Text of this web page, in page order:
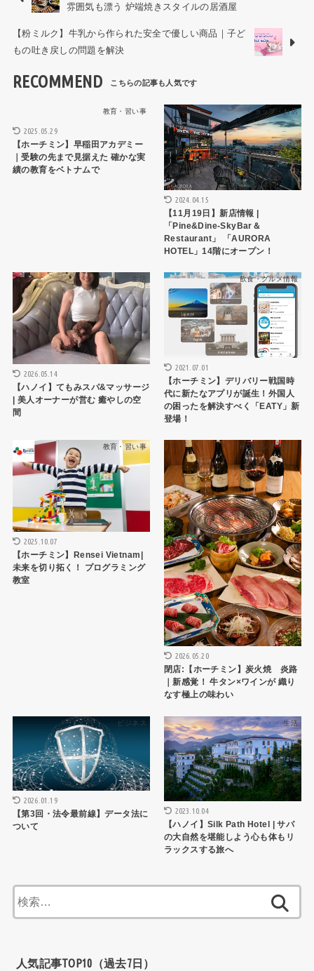
雰囲気も漂う 炉端焼きスタイルの居酒屋
【粉ミルク】牛乳から作られた安全で優しい商品｜子ど
もの吐き戻しの問題を解決
RECOMMEND
教育・習い事
2025.05.29
【ホーチミン】早稲田アカデミー
｜受験の先まで見据えた 確かな実
績の教育をベトナムで
ショップ・お店
2024.04.15
【11月19日】新店情報 |
「Pine&Dine-SkyBar＆
Restaurant」 「AURORA
HOTEL」14階にオープン！
生活
2026.05.14
【ハノイ】てもみスパ&マッサージ
| 美人オーナーが営む 癒やしの空
間
飲食・グルメ情報
2021.07.01
【ホーチミン】デリバリー戦国時
代に新たなアプリが誕生！外国人
の困ったを解決すべく「EATY」新
登場！
教育・習い事
2025.10.07
【ホーチミン】Rensei Vietnam|
未来を切り拓く！ プログラミング
教室
HCMCレストラン
2026.05.20
閉店:【ホーチミン】炭火焼 炎路
｜新感覚！ 牛タン×ワインが 織り
なす極上の味わい
ビジネス
2026.01.19
【第3回・法令最前線】データ法に
ついて
生活
2023.10.04
【ハノイ】Silk Path Hotel | サパ
の大自然を堪能しよう心も体もリ
ラックスする旅へ
索:
人気記事TOP10（過去7日）